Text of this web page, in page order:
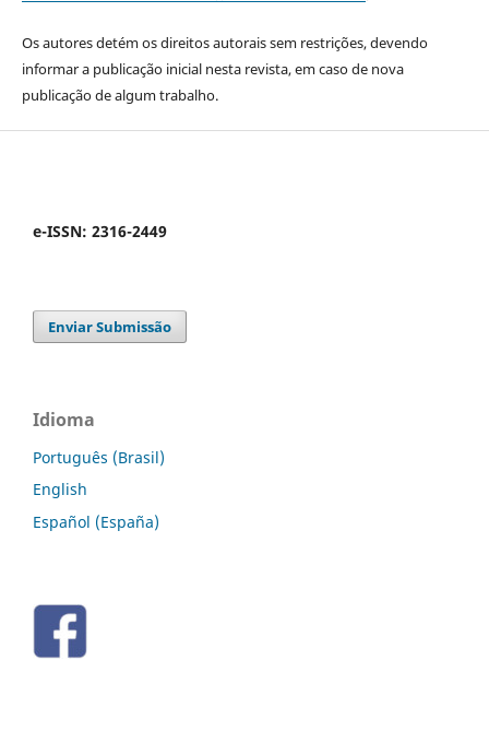
Os autores detém os direitos autorais sem restrições, devendo
informar a publicação inicial nesta revista, em caso de nova
publicação de algum trabalho.
e-ISSN: 2316-2449
Enviar Submissão
Idioma
Português (Brasil)
English
Español (España)